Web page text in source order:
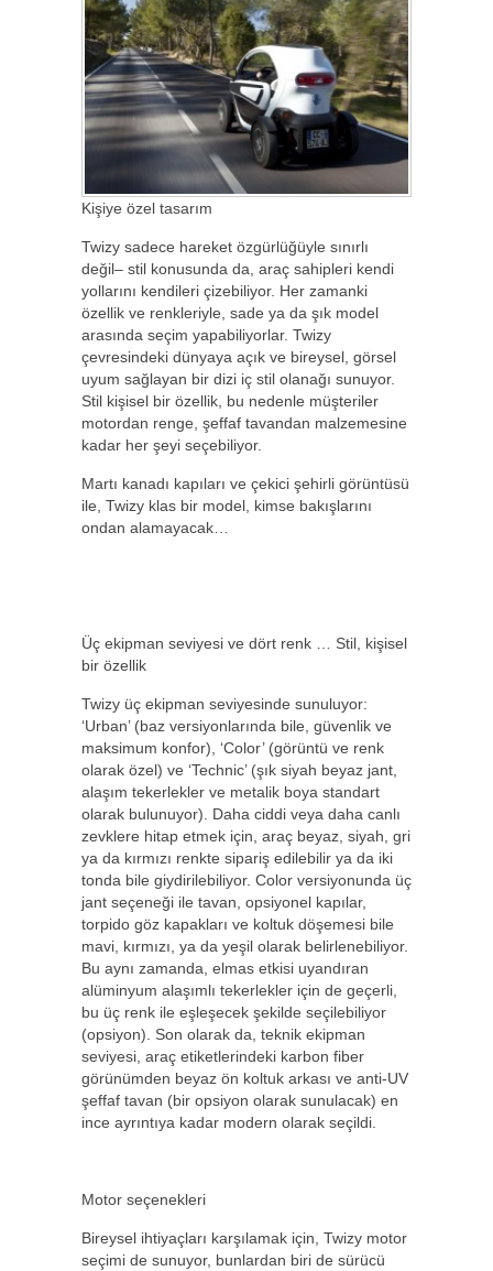
Kişiye özel tasarım
Twizy sadece hareket özgürlüğüyle sınırlı
değil– stil konusunda da, araç sahipleri kendi
yollarını kendileri çizebiliyor. Her zamanki
özellik ve renkleriyle, sade ya da şık model
arasında seçim yapabiliyorlar. Twizy
çevresindeki dünyaya açık ve bireysel, görsel
uyum sağlayan bir dizi iç stil olanağı sunuyor.
Stil kişisel bir özellik, bu nedenle müşteriler
motordan renge, şeffaf tavandan malzemesine
kadar her şeyi seçebiliyor.
Martı kanadı kapıları ve çekici şehirli görüntüsü
ile, Twizy klas bir model, kimse bakışlarını
ondan alamayacak…
Üç ekipman seviyesi ve dört renk … Stil, kişisel
bir özellik
Twizy üç ekipman seviyesinde sunuluyor:
‘Urban’ (baz versiyonlarında bile, güvenlik ve
maksimum konfor), ‘Color’ (görüntü ve renk
olarak özel) ve ‘Technic’ (şık siyah beyaz jant,
alaşım tekerlekler ve metalik boya standart
olarak bulunuyor). Daha ciddi veya daha canlı
zevklere hitap etmek için, araç beyaz, siyah, gri
ya da kırmızı renkte sipariş edilebilir ya da iki
tonda bile giydirilebiliyor. Color versiyonunda üç
jant seçeneği ile tavan, opsiyonel kapılar,
torpido göz kapakları ve koltuk döşemesi bile
mavi, kırmızı, ya da yeşil olarak belirlenebiliyor.
Bu aynı zamanda, elmas etkisi uyandıran
alüminyum alaşımlı tekerlekler için de geçerli,
bu üç renk ile eşleşecek şekilde seçilebiliyor
(opsiyon). Son olarak da, teknik ekipman
seviyesi, araç etiketlerindeki karbon fiber
görünümden beyaz ön koltuk arkası ve anti-UV
şeffaf tavan (bir opsiyon olarak sunulacak) en
ince ayrıntıya kadar modern olarak seçildi.
Motor seçenekleri
Bireysel ihtiyaçları karşılamak için, Twizy motor
seçimi de sunuyor, bunlardan biri de sürücü